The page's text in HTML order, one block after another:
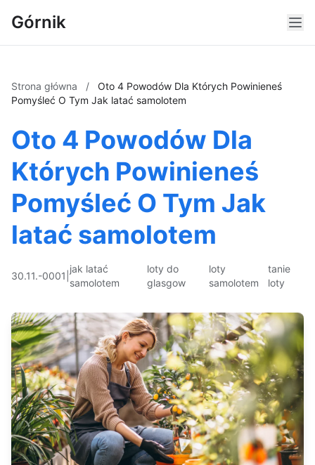
Górnik
Strona główna /
Oto 4 Powodów Dla Których Powinieneś
Pomyśleć O Tym Jak latać samolotem
Oto 4 Powodów Dla
Których Powinieneś
Pomyśleć O Tym Jak
latać samolotem
30.11.-0001 |
jak latać
samolotem
loty do
glasgow
loty
samolotem
tanie
loty